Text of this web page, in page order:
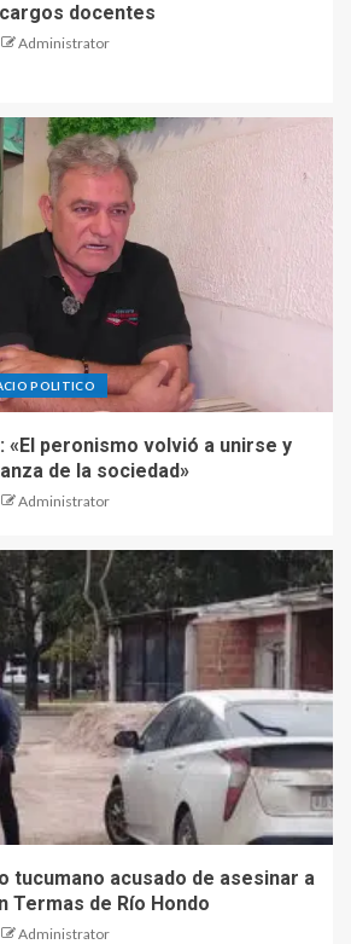
docentes
Administrator
POLITICO
«El peronismo volvió a unirse y
de la sociedad»
Administrator
tucumano acusado de asesinar a
Termas de Río Hondo
Administrator